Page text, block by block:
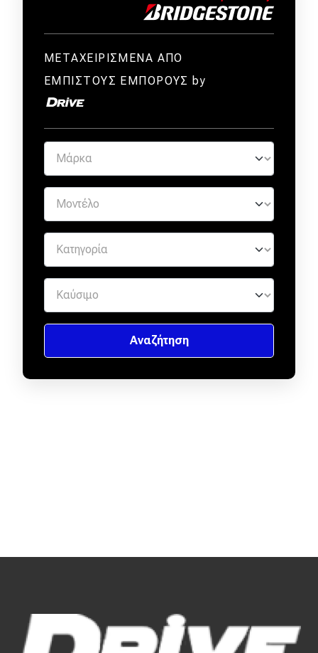
ΜΕΤΑΧΕΙΡΙΣΜΕΝΑ ΑΠΟ
ΕΜΠΙΣΤΟΥΣ ΕΜΠΟΡΟΥΣ by